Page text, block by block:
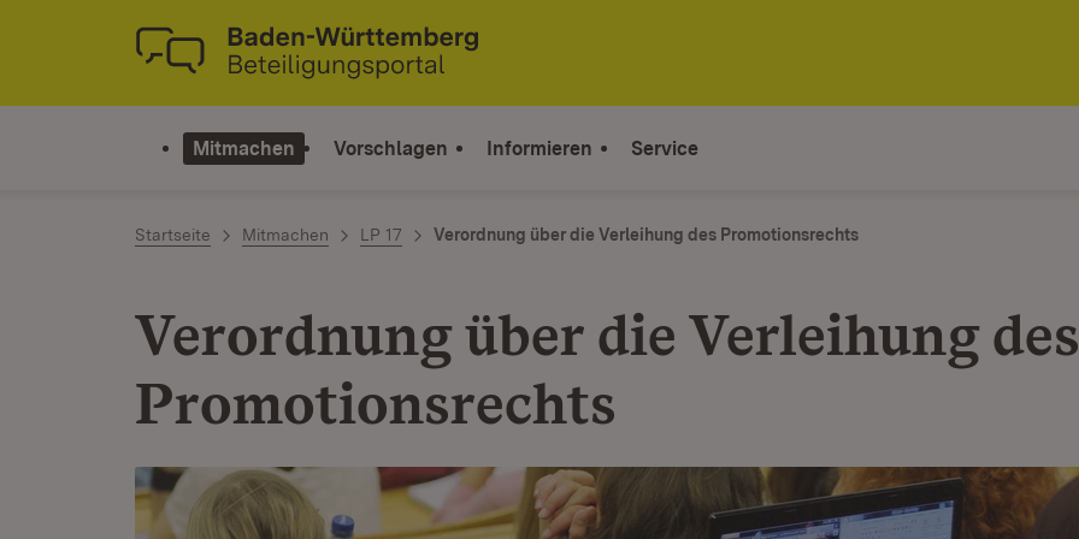
Zum Inhalt springen
Link zur Startseite
Mitmachen Vorschlagen Informieren Service
Startseite Mitmachen LP 17 Verordnung über die Verleihung des Promotionsrechts
Verordnung über die Verleihung des
Promotionsrechts